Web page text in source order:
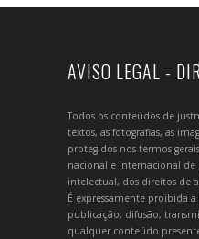
AVISO LEGAL -
Todos os conteúdos de
textos, as fotografias, as
protegidos nos termos
nacional e internacional
intelectual, dos direitos de
É expressamente proibida
publicação, difusão,
qualquer conteúdo